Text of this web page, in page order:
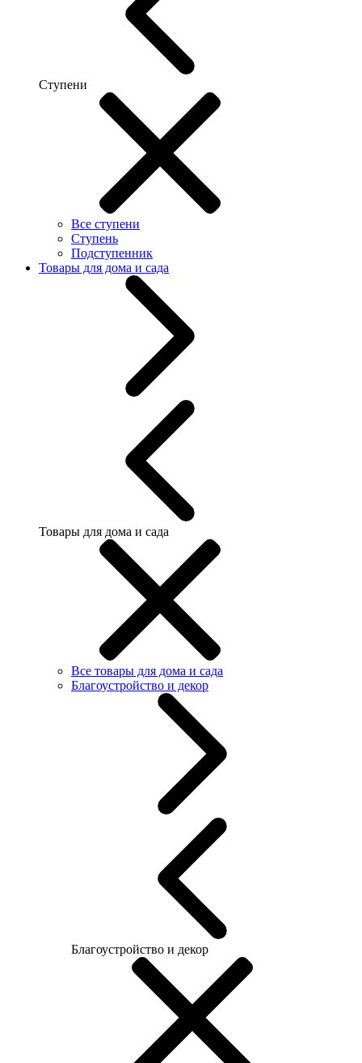
Ступени
Все ступени
Ступень
Подступенник
Товары для дома и сада
Товары для дома и сада
Все товары для дома и сада
Благоустройство и декор
Благоустройство и декор